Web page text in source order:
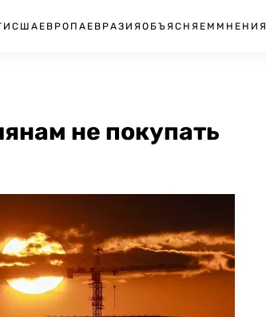
США ЕВРОПА ЕВРАЗИЯ ОБЪЯСНЯЕМ МНЕНИЯ
не покупать